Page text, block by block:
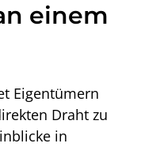
einem
Eigentümern
Draht zu
in